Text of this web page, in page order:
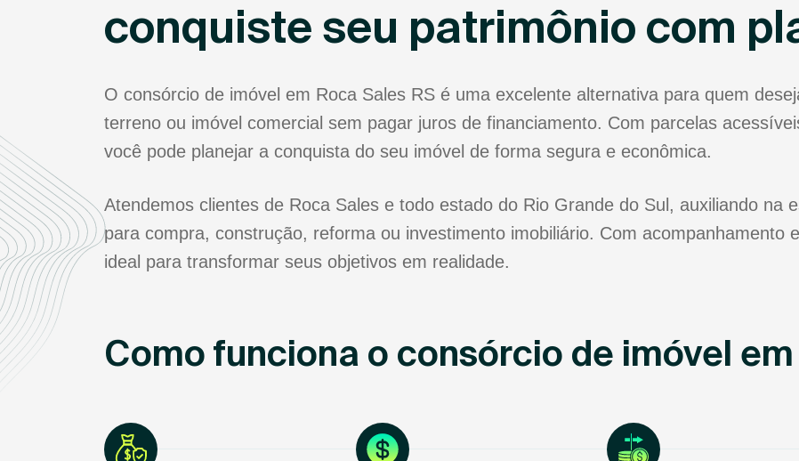
conquiste seu patrimônio com
O consórcio de imóvel em Roca Sales RS é uma excelente alternativa para quem
terreno ou imóvel comercial sem pagar juros de financiamento. Com parcelas
você pode planejar a conquista do seu imóvel de forma segura e econômica.
Atendemos clientes de Roca Sales e todo estado do Rio Grande do Sul, auxiliando na
para compra, construção, reforma ou investimento imobiliário. Com acompanhamento
ideal para transformar seus objetivos em realidade.
Como funciona o consórcio de imóvel em